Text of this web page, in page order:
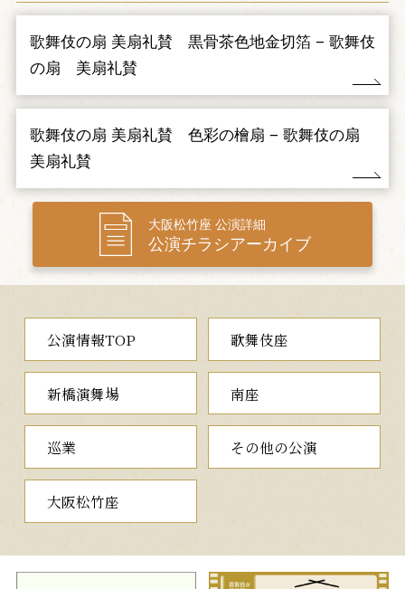
のでした。
り）』の中の一景を、浄瑠璃『芦屋道満大内鑑（あしやどうまん
おおうちかがみ）』の二段目「小袖物狂」を原曲に清元舞踊に仕
立てた作品です。桜の立木と菜の花という春の野原を背景に、名
一、曽我物語（そがものがたり）
父の墓参で久しぶりに再会した四人の兄弟。父が討たれてか
介）は母の再婚とともに曽我家の養子になっていました。父の仇
は、誠の父と義理の父への思いを抱える苦悩を打ち明けます。
曽我兄弟の仇討ちを題材にした作品で、本作は、仇討ちをため
らい苦悩する長兄・小次郎を通して、信念を貫き通す人間の姿が
描かれています。
二、一條大蔵譚（いちじょうおおくらものがたり）
平家全盛の世、源義朝の愛妾であった常盤御前（秀太郎）を妻
に迎えた一條大蔵長成（仁左衛門）は、曲舞にうつつをぬかし阿
呆と噂されています。
源氏の旧臣吉岡鬼次郎（橋之助）、お京（孝太郎）夫婦が、常
盤御前の本心を探ろうと館へ忍び込み、意見をすると、常盤御前
た様子の大蔵卿が現れ…。
大蔵卿の阿呆と颯爽とした貴公子の二面性を演じ分けるのが見
歌舞伎の扇 美扇礼賛 黒骨茶色地金切箔 − 歌舞伎
の扇 美扇礼賛
歌舞伎の扇 美扇礼賛 色彩の檜扇 − 歌舞伎の扇
美扇礼賛
大阪松竹座 公演詳細
公演チラシアーカイブ
公演情報TOP 歌舞伎座
新橋演舞場 南座
巡業 その他の公演
大阪松竹座